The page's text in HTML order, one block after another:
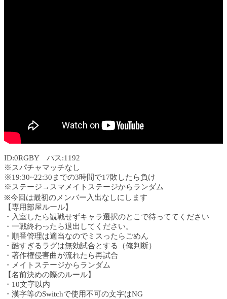
ID:0RGBY パス:1192
※スパチャマッチなし
※19:30~22:30までの3時間で17敗したら負け
※ステージ→スマメイトステージからランダム
※今回は最初のメンバー入出なしにします
【専用部屋ルール】
・入室したら観戦せずキャラ選択のとこで待っててください
・一戦終わったら退出してください。
・順番管理は適当なのでミスったらごめん
・酷すぎるラグは無効試合とする（俺判断）
・著作権侵害曲が流れたら再試合
・メイトステージからランダム
【名前決めの際のルール】
・10文字以内
・漢字等のSwitchで使用不可の文字はNG